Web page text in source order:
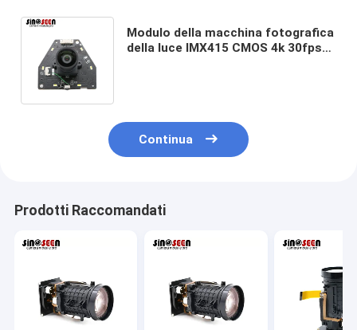
Modulo della macchina fotografica
della luce IMX415 CMOS 4k 30fps
Continua
Prodotti Raccomandati